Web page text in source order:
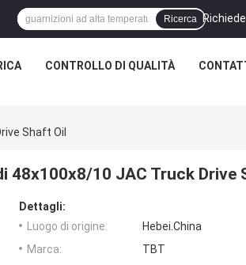
Ricerca
CONTROLLO DI QUALITÀ
Shaft Oil
48x100x8/10 JAC Truck Drive
Dettagli:
Luogo di origine:
Hebei.China
Marca:
TBT